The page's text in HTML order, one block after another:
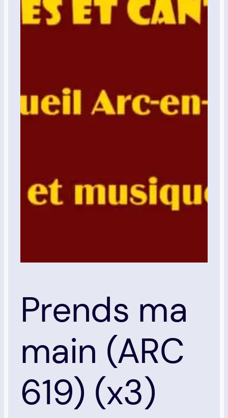
Prends ma
main (ARC
619) (x3)